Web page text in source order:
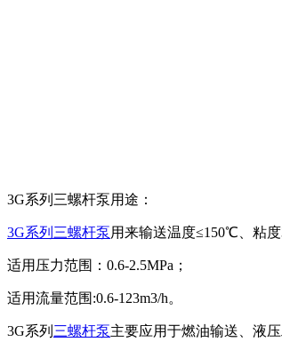
3G系列三螺杆泵用途：
3G系列三螺杆泵用来输送温度≤150℃、粘度
适用压力范围：0.6-2.5MPa；
适用流量范围:0.6-123m3/h。
3G系列 三螺杆泵主要应用于燃油输送、液